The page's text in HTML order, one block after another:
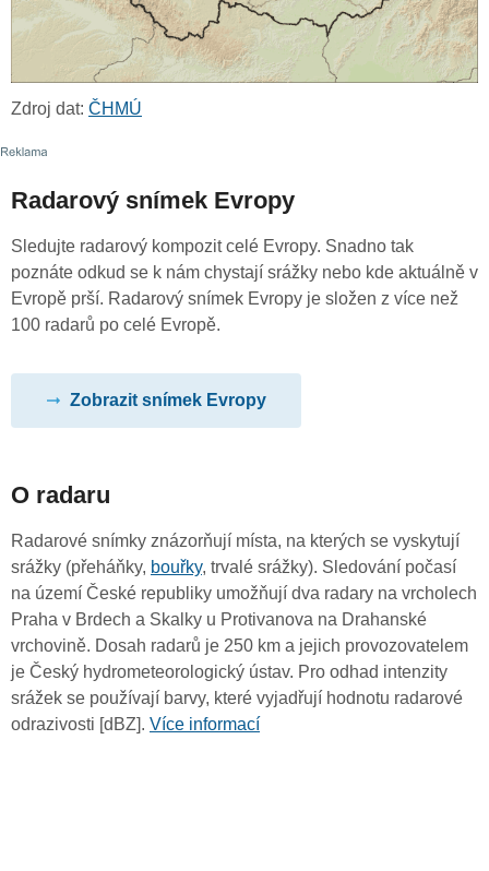
Zdroj dat: ČHMÚ
Radarový snímek Evropy
Sledujte radarový kompozit celé Evropy. Snadno tak
poznáte odkud se k nám chystají srážky nebo kde aktuálně v
Evropě prší. Radarový snímek Evropy je složen z více než
100 radarů po celé Evropě.
Zobrazit snímek Evropy
O radaru
Radarové snímky znázorňují místa, na kterých se vyskytují
srážky (přeháňky, bouřky, trvalé srážky). Sledování počasí
na území České republiky umožňují dva radary na vrcholech
Praha v Brdech a Skalky u Protivanova na Drahanské
vrchovině. Dosah radarů je 250 km a jejich provozovatelem
je Český hydrometeorologický ústav. Pro odhad intenzity
srážek se používají barvy, které vyjadřují hodnotu radarové
odrazivosti [dBZ]. Více informací